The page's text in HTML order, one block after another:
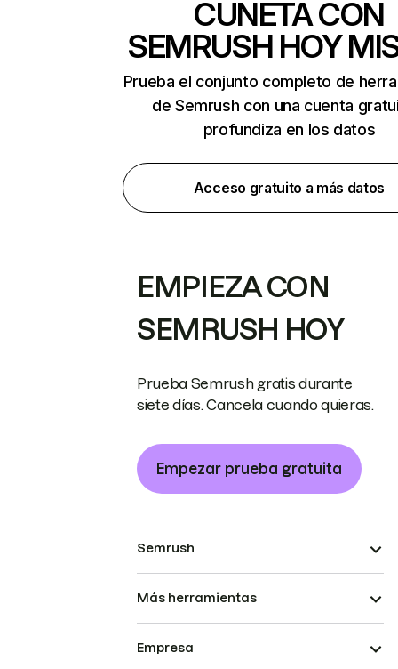
CUNETA CON
SEMRUSH HOY
Prueba el conjunto completo de
de Semrush con una cuenta
profundiza en los datos
Acceso gratuito a más datos
EMPIEZA CON
SEMRUSH HOY
Prueba Semrush gratis durante
siete días. Cancela cuando quieras.
Empezar prueba gratuita
Semrush
Más herramientas
Empresa